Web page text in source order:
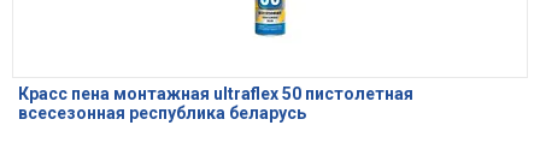
Красс пена монтажная ultraflex 50 пистолетная
всесезонная республика беларусь